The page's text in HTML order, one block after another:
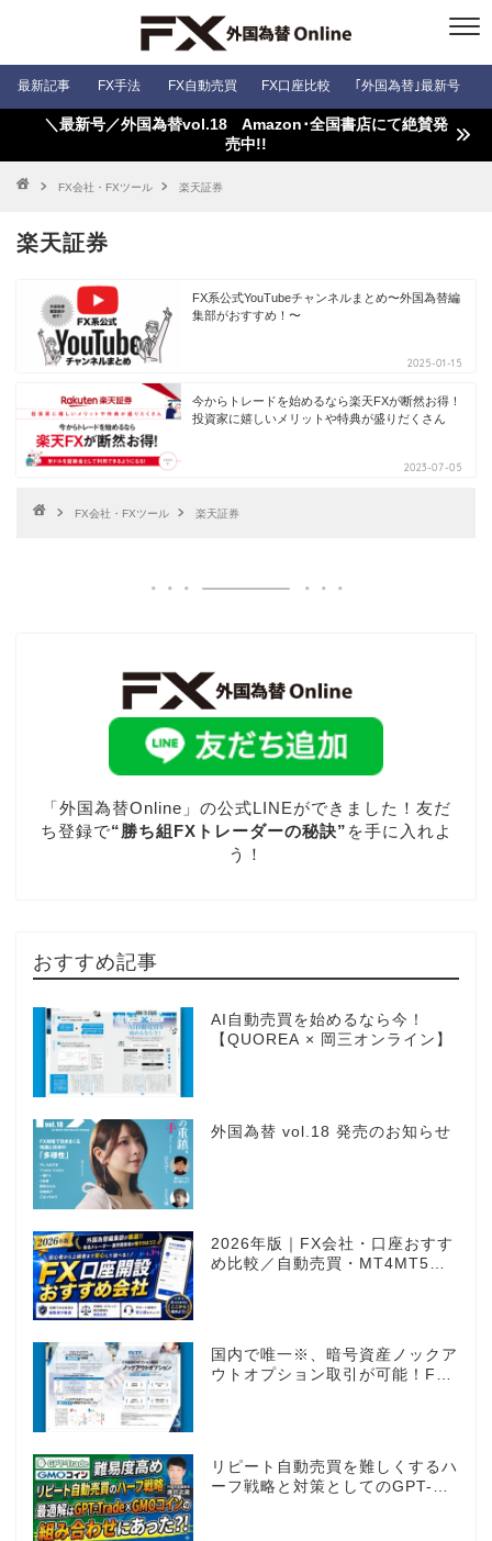
最新記事 FX手法 FX自動売買 FX口座比較 ｢外国為替｣最新号
＼最新号／外国為替vol.18 Amazon･全国書店にて絶賛発
売中!!
FX会社・FXツール 楽天証券
楽天証券
FX系公式YouTubeチャンネルまとめ〜外国為替編
集部がおすすめ！〜
2025-01-15
今からトレードを始めるなら楽天FXが断然お得！
投資家に嬉しいメリットや特典が盛りだくさん
2023-07-05
FX会社・FXツール 楽天証券
「外国為替Online」の公式LINEができました！友だ
ち登録で“勝ち組FXトレーダーの秘訣” を手に入れよ
う！
おすすめ記事
AI自動売買を始めるなら今！
【QUOREA × 岡三オンライン】
外国為替 vol.18 発売のお知らせ
2026年版｜FX会社・口座おすす
め比較／自動売買・MT4MT5対
国内で唯一※、暗号資産ノックア
ウトオプション取引が可能！FX
リピート自動売買を難しくするハ
ーフ戦略と対策としてのGPT-